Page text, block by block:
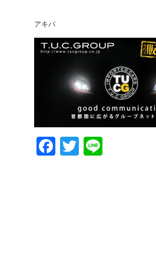
アキバ
Facebook
Twitter